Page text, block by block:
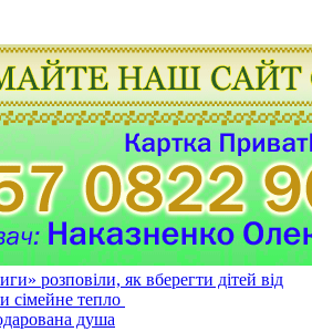
розповіли, як вберегти дітей від
сімейне тепло
душа